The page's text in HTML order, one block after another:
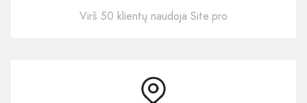
Virš 50 klientų naudoja Site.pro